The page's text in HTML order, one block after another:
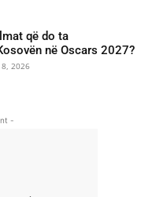
që do ta
në Oscars 2027?
2026
-